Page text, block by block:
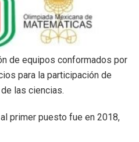
de equipos conformados por
para la participación de
las ciencias.
primer puesto fue en 2018,